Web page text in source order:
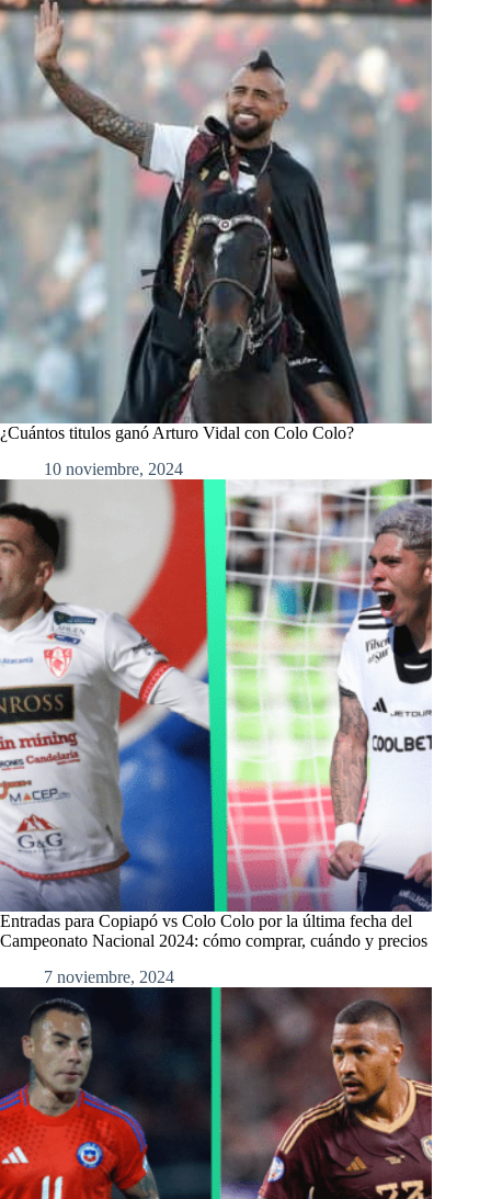
¿Cuántos titulos ganó Arturo Vidal con Colo Colo?
10 noviembre, 2024
Entradas para Copiapó vs Colo Colo por la última fecha del
Campeonato Nacional 2024: cómo comprar, cuándo y precios
7 noviembre, 2024